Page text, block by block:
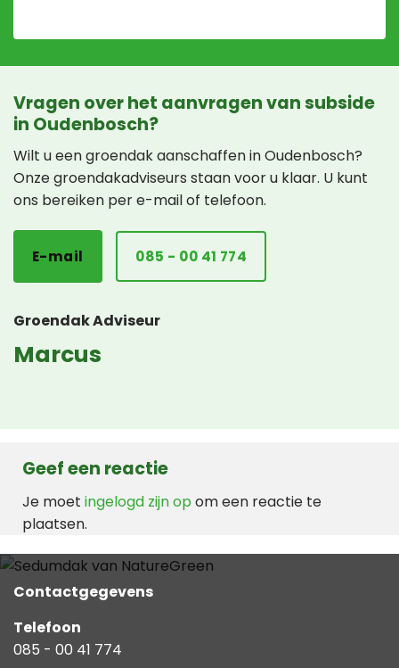
Vragen over het aanvragen van subside
in Oudenbosch?
Wilt u een groendak aanschaffen in Oudenbosch?
Onze groendakadviseurs staan voor u klaar. U kunt
ons bereiken per e-mail of telefoon.
E-mail 085 - 00 41 774
Groendak Adviseur
Marcus
Geef een reactie
Je moet ingelogd zijn op om een reactie te
plaatsen.
Contactgegevens
Telefoon
085 - 00 41 774